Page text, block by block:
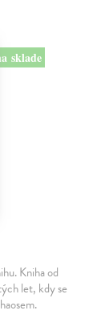
sklade
Kniha od
let, kdy se